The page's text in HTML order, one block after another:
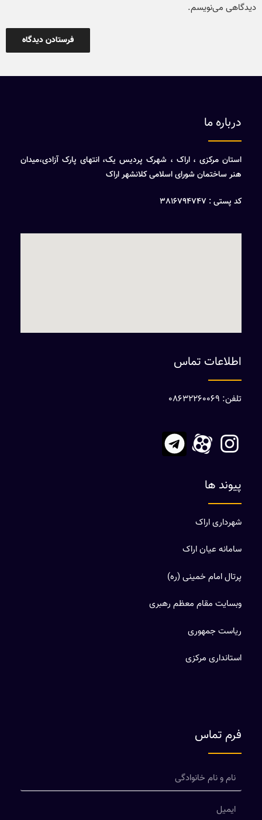
دیدگاهی می‌نویسم.
درباره ما
استان مرکزی ، اراک ، شهرک پردیس یک، انتهای پارک آزادی،میدان
هنر ساختمان شورای اسلامی کلانشهر اراک
کد پستی : 3816794747
اطلاعات تماس
تلفن: 08632260069
پیوند ها
شهرداری اراک
سامانه عیان اراک
پرتال امام خمینی (ره)
وبسایت مقام معظم رهبری
ریاست جمهوری
استانداری مرکزی
فرم تماس